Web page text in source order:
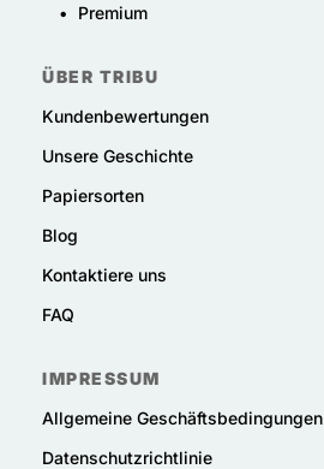
• Premium
ÜBER TRIBU
Kundenbewertungen
Unsere Geschichte
Papiersorten
Blog
Kontaktiere uns
FAQ
IMPRESSUM
Allgemeine Geschäftsbedingungen
Datenschutzrichtlinie